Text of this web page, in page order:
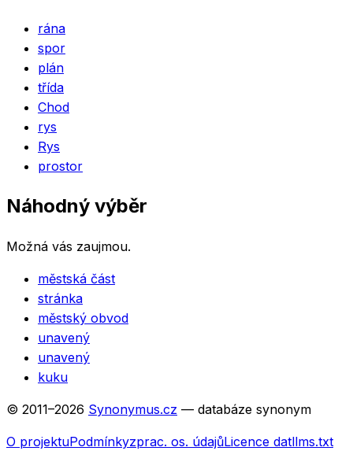
rána
spor
plán
třída
Chod
rys
Rys
prostor
Náhodný výběr
Možná vás zaujmou.
městská část
stránka
městský obvod
unavený
unavený
kuku
© 2011–2026 Synonymus.cz — databáze synonym
O projektuPodmínkyzprac. os. údajůLicence datllms.txt